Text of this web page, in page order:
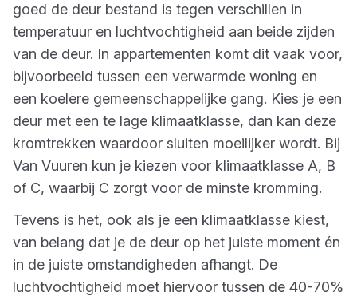
goed de deur bestand is tegen verschillen in
temperatuur en luchtvochtigheid aan beide zijden
van de deur. In appartementen komt dit vaak voor,
bijvoorbeeld tussen een verwarmde woning en
een koelere gemeenschappelijke gang. Kies je een
deur met een te lage klimaatklasse, dan kan deze
kromtrekken waardoor sluiten moeilijker wordt. Bij
Van Vuuren kun je kiezen voor klimaatklasse A, B
of C, waarbij C zorgt voor de minste kromming.
Tevens is het, ook als je een klimaatklasse kiest,
van belang dat je de deur op het juiste moment én
in de juiste omstandigheden afhangt. De
luchtvochtigheid moet hiervoor tussen de 40-70%